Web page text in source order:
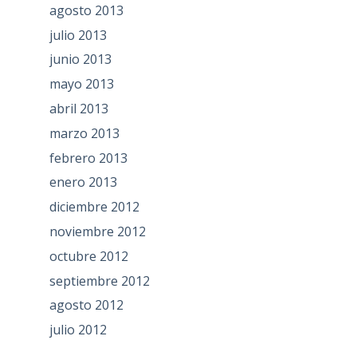
agosto 2013
julio 2013
junio 2013
mayo 2013
abril 2013
marzo 2013
febrero 2013
enero 2013
diciembre 2012
noviembre 2012
octubre 2012
septiembre 2012
agosto 2012
julio 2012